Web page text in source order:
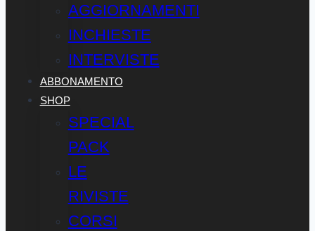
AGGIORNAMENTI
INCHIESTE
INTERVISTE
ABBONAMENTO
SHOP
SPECIAL
PACK
LE
RIVISTE
CORSI